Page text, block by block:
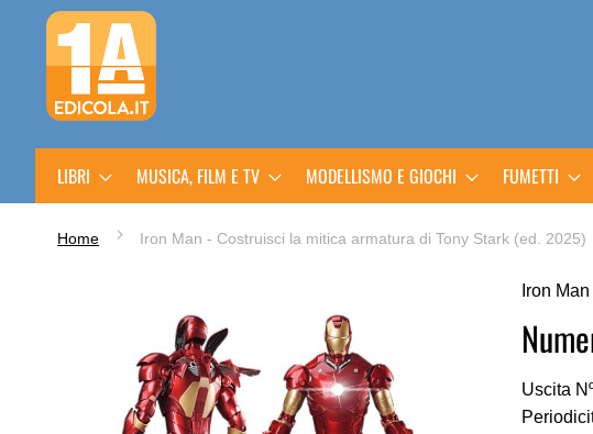
Salta
al
contenuto
LIBRI MUSICA, FILM E TV MODELLISMO E GIOCHI FUMETTI
Home Iron Man - Costruisci la mitica armatura di Tony Stark (ed. 2025)
immagini
Iron
Uscita